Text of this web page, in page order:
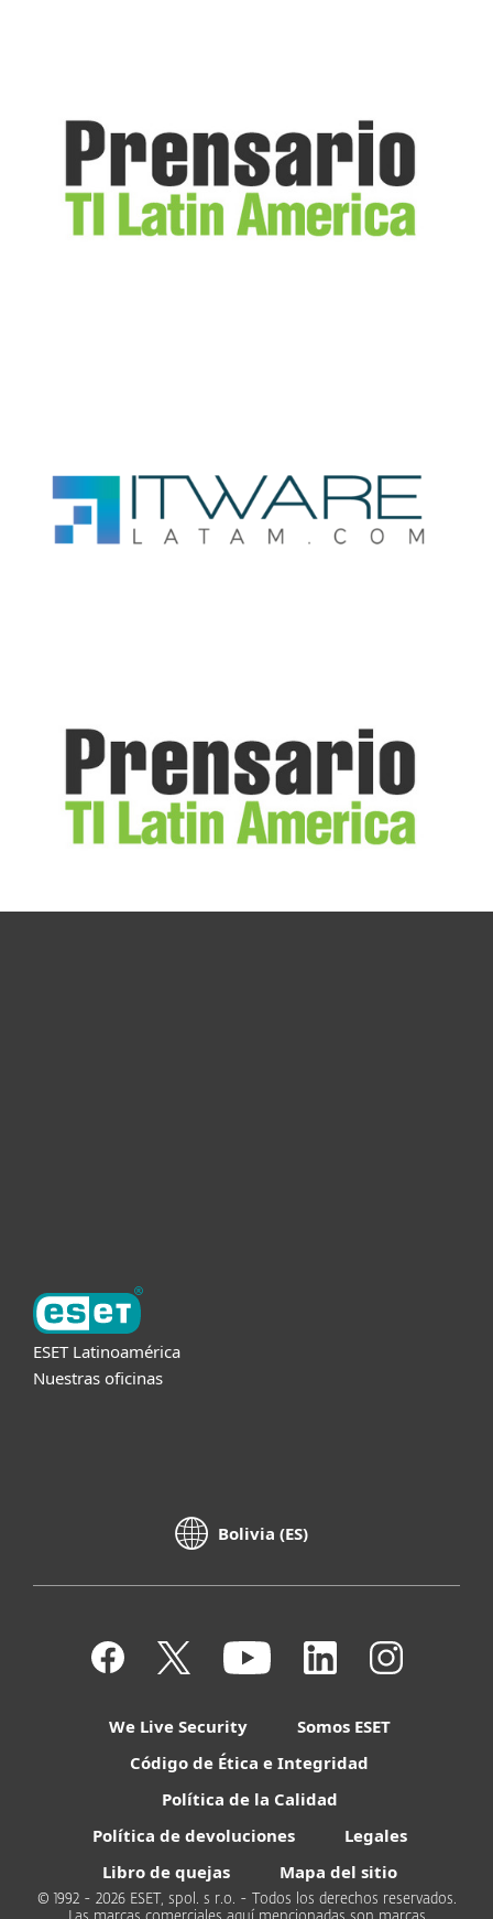
ESET Latinoamérica
Nuestras oficinas
Bolivia (ES)
We Live Security
Somos ESET
Código de Ética e Integridad
Política de la Calidad
Política de devoluciones
Legales
Libro de quejas
Mapa del sitio
© 1992 - 2026 ESET, spol. s r.o. - Todos los derechos reservados.